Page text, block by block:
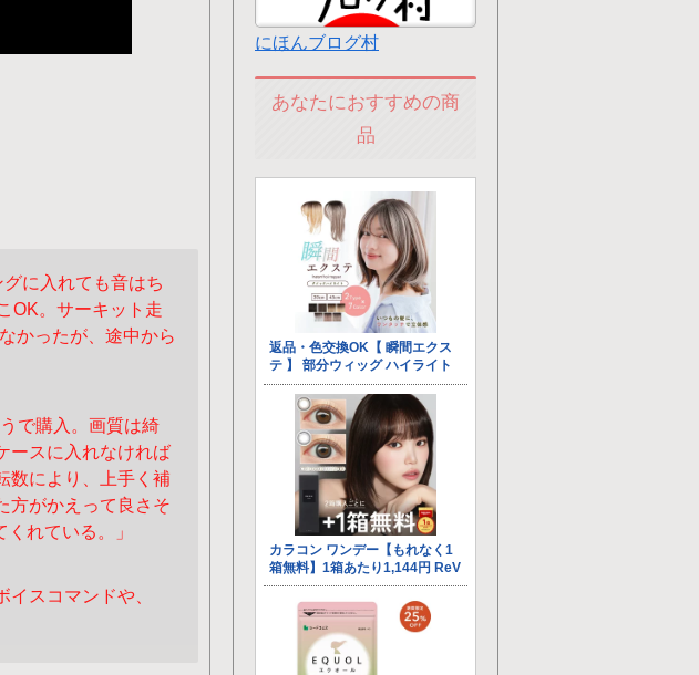
に入れても音はち
OK。サーキット走
なかったが、途中から
で購入。画質は綺
ースに入れなければ
数により、上手く補
方がかえって良さそ
れている。」
イス コマンドや、
にほんブログ村
あなたにおすすめの商
品